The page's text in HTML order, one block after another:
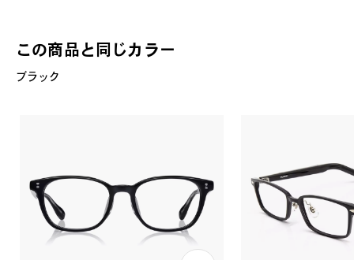
この商品と同じカラー
ブラック